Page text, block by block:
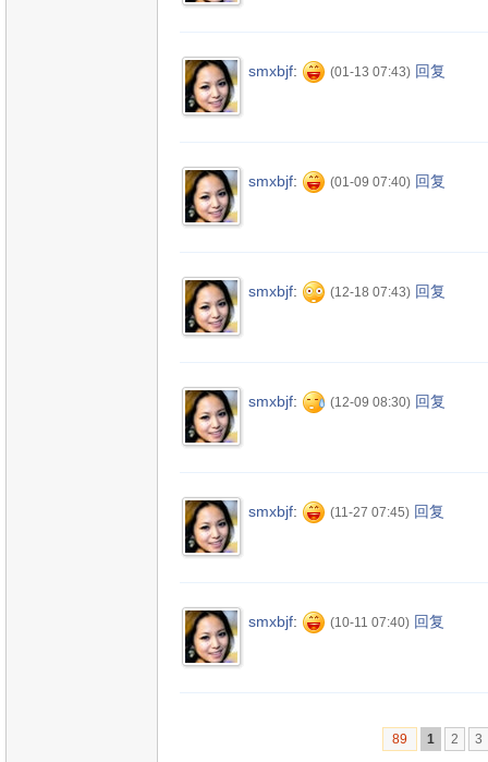
smxbjf: (01-13 07:43) 回复
smxbjf: (01-09 07:40) 回复
smxbjf: (12-18 07:43) 回复
smxbjf: (12-09 08:30) 回复
smxbjf: (11-27 07:45) 回复
smxbjf: (10-11 07:40) 回复
89 1 2 3